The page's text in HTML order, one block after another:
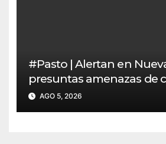
#Pasto | Alertan en
presuntas amenazas de
“gota a gota”
AGO 5, 2026